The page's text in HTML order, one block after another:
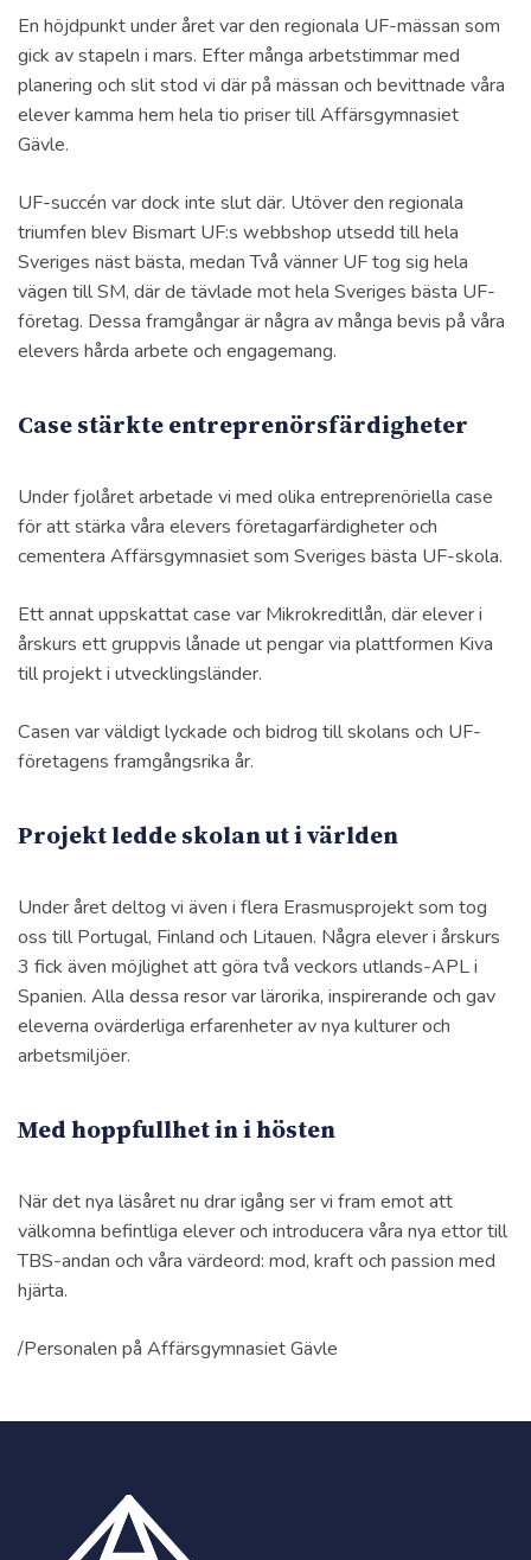
En höjdpunkt under året var den regionala UF-mässan som
gick av stapeln i mars. Efter många arbetstimmar med
planering och slit stod vi där på mässan och bevittnade våra
elever kamma hem hela tio priser till Affärsgymnasiet
Gävle.
UF-succén var dock inte slut där. Utöver den regionala
triumfen blev Bismart UF:s webbshop utsedd till hela
Sveriges näst bästa, medan Två vänner UF tog sig hela
vägen till SM, där de tävlade mot hela Sveriges bästa UF-
företag. Dessa framgångar är några av många bevis på våra
elevers hårda arbete och engagemang.
Case stärkte entreprenörsfärdigheter
Under fjolåret arbetade vi med olika entreprenöriella case
för att stärka våra elevers företagarfärdigheter och
cementera Affärsgymnasiet som Sveriges bästa UF-skola.
Ett annat uppskattat case var Mikrokreditlån, där elever i
årskurs ett gruppvis lånade ut pengar via plattformen Kiva
till projekt i utvecklingsländer.
Casen var väldigt lyckade och bidrog till skolans och UF-
företagens framgångsrika år.
Projekt ledde skolan ut i världen
Under året deltog vi även i flera Erasmusprojekt som tog
oss till Portugal, Finland och Litauen. Några elever i årskurs
3 fick även möjlighet att göra två veckors utlands-APL i
Spanien. Alla dessa resor var lärorika, inspirerande och gav
eleverna ovärderliga erfarenheter av nya kulturer och
arbetsmiljöer.
Med hoppfullhet in i hösten
När det nya läsåret nu drar igång ser vi fram emot att
välkomna befintliga elever och introducera våra nya ettor till
TBS-andan och våra värdeord: mod, kraft och passion med
hjärta.
/Personalen på Affärsgymnasiet Gävle